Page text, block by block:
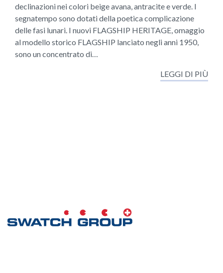
declinazioni nei colori beige avana, antracite e verde. I
segnatempo sono dotati della poetica complicazione
delle fasi lunari. I nuovi FLAGSHIP HERITAGE, omaggio
al modello storico FLAGSHIP lanciato negli anni 1950,
sono un concentrato di…
LEGGI DI PIÙ